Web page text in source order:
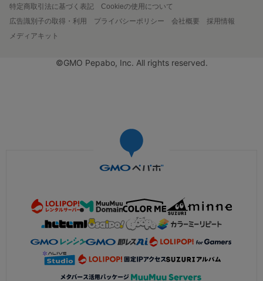
特定商取引法に基づく表記
Cookieの使用について
広告識別子の取得・利用
プライバシーポリシー 会社概要
採用情報
メディアキット
©GMO Pepabo, Inc. All rights reserved.